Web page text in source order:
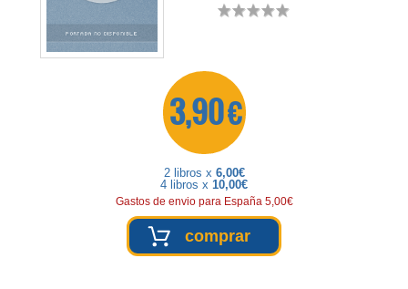
3,90 €
2 libros x 6,00€
4 libros x 10,00€
Gastos de envio para España 5,00€
comprar